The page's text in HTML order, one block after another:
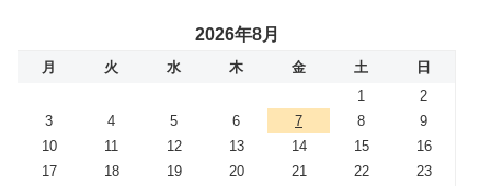
2026年8月
月 火 水 木 金 土
日
1
2
3
4 5 6 7 8
9
10
11 12 13 14 15
16
17
18 19 20 21 22
23